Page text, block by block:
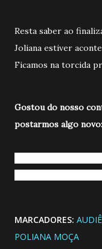
Resta saber ao
Joliana estiver
Ficamos na torcida
Gostou do nosso
postarmos algo novo:
MARCADORES:
POLIANA MOÇA